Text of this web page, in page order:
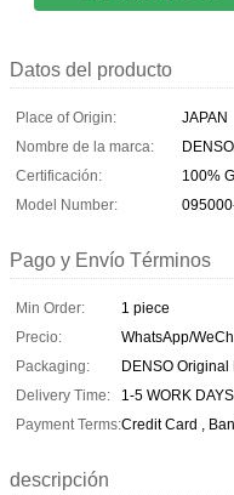
Datos del producto
Place of Origin:
JAPAN
Nombre de la marca:
Certificación:
100%
Model Number:
Pago y Envío Términos
Min Order:
1 piece
Precio:
WhatsApp/
Packaging:
DENSO Original
Delivery Time:
1-5 WORK DAYS
Payment Terms:Credit Card ,
descripción